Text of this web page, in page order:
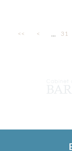
<< < ... 31